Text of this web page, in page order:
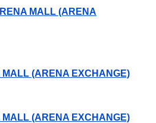
MALL (ARENA
(ARENA EXCHANGE)
(ARENA EXCHANGE)